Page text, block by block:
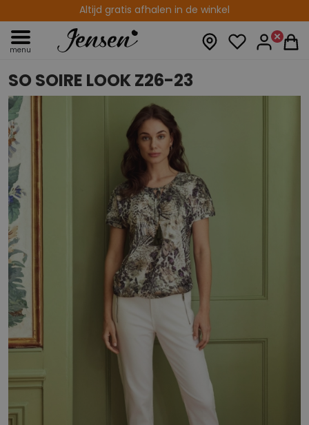
Altijd gratis afhalen in de winkel
14 dagen retourtermijn
menu
SO SOIRE LOOK Z26-23